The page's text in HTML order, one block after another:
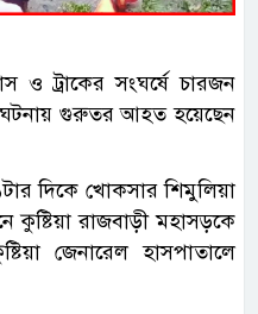
ও ট্রাকের সংঘর্ষে চারজন
গুরুতর আহত হয়েছেন
দিকে খোকসার শিমুলিয়া
কুষ্টিয়া রাজবাড়ী মহাসড়কে
জেনারেল হাসপাতালে